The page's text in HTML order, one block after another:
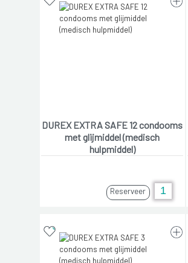
DUREX EXTRA SAFE 12 condooms
met glijmiddel (medisch
hulpmiddel)
Reserveer